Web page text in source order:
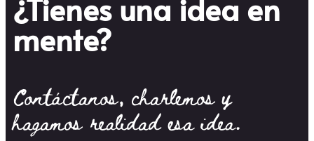
¿Tienes una idea en
mente?
Contáctanos, charlemos y
hagamos realidad esa idea.